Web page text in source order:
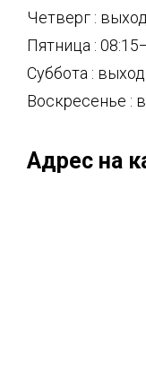
Четверг :
Пятница :
Суббота :
Воскресенье :
Адрес на